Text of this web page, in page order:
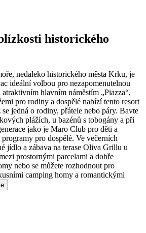
historického
nedaleko historického města Krku, je
ideální volbou pro nezapomenutelnou
hlavním náměstím „Piazza“,
pro rodiny a dospělé nabízí tento resort
jedná o rodiny, přátele nebo páry. Bavte
plážích, u bazénů s tobogány a při
jako je Maro Club pro děti a
pro dospělé. Ve večerních
jídlo a zábava na terase Oliva Grillu u
prostornými parcelami a dobře
nebo se můžete rozhodnout pro
camping homy a romantickými